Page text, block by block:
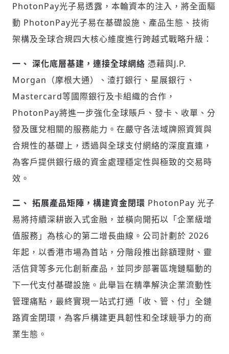
PhotonPay光子易透露，本輪資本的注入，將全面驅
動 PhotonPay光子易在基礎設施、產品生態、技術
架構及全球合規四大核心維度進行跨越式戰略升級：
一、 深化底層基建，連接全球網絡 憑藉與J.P.
Morgan（摩根大通）、渣打銀行、星展銀行 、
Mastercard等國際銀行及卡組織的合作，
PhotonPay將進一步強化全球賬戶、發卡、收單、分
發及匯兌相關的服務能力。在嚴守各法域牌照資質與
合規性的基礎上，透過與全球支付網絡的深度直連，
為客戶提供銀行級的資金處理穩定性與極致的交易時
效。
二、 拓展產品矩陣，構建資金閉環 PhotonPay 光子
易將持續深耕嵌入式金融，並橫向開拓以「企業級增
值服務」為核心的第二增長曲線。公司計劃於 2026
年起，以香港市場為首站，分階段推出餘額理財、靈
活信貸等多元化創新產品，並同步部署區塊鏈驅動的
下一代支付基礎設施。 此舉旨在精準解決企業流動性
管理痛點，最終實現一站式打通「收、管、付」全鏈
路資金閉環，為客戶構建更具韌性和全球競爭力的商
業生態。